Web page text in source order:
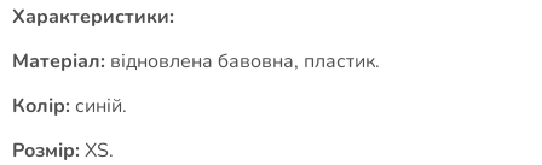
Характеристики:
Матеріал: відновлена бавовна, пластик.
Колір: синій.
Розмір: XS.